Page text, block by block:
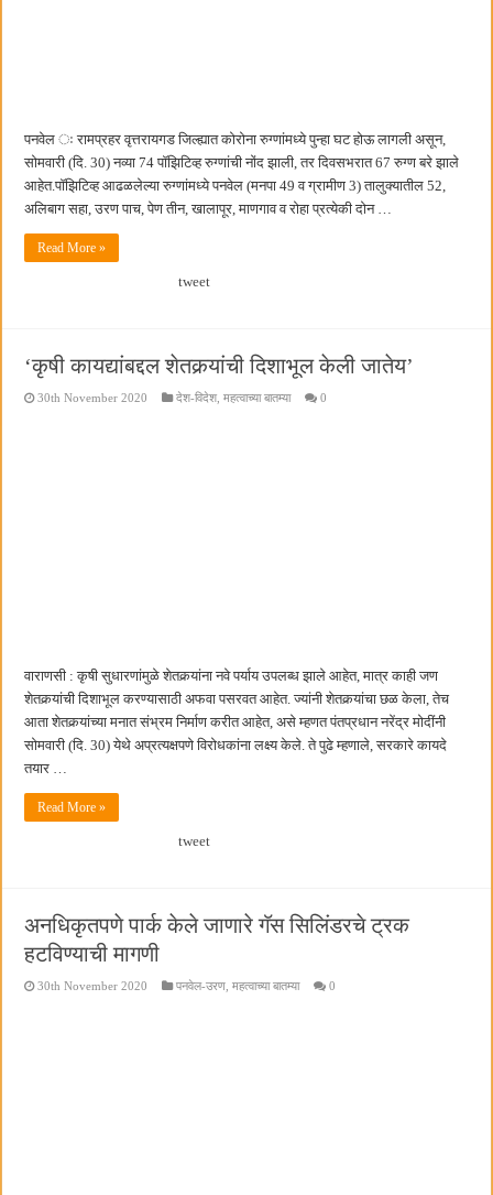
पनवेल ः रामप्रहर वृत्तरायगड जिल्ह्यात कोरोना रुग्णांमध्ये पुन्हा घट होऊ लागली असून,
सोमवारी (दि. 30) नव्या 74 पॉझिटिव्ह रुग्णांची नोंद झाली, तर दिवसभरात 67 रुग्ण बरे झाले
आहेत.पॉझिटिव्ह आढळलेल्या रुग्णांमध्ये पनवेल (मनपा 49 व ग्रामीण 3) तालुक्यातील 52,
अलिबाग सहा, उरण पाच, पेण तीन, खालापूर, माणगाव व रोहा प्रत्येकी दोन …
Read More »
tweet
‘कृषी कायद्यांबद्दल शेतकर्‍यांची दिशाभूल केली जातेय’
30th November 2020 देश-विदेश ,महत्वाच्या बातम्या 0
वाराणसी : कृषी सुधारणांमुळे शेतकर्‍यांना नवे पर्याय उपलब्ध झाले आहेत, मात्र काही जण
शेतकर्‍यांची दिशाभूल करण्यासाठी अफवा पसरवत आहेत. ज्यांनी शेतकर्‍यांचा छळ केला, तेच
आता शेतकर्‍यांच्या मनात संभ्रम निर्माण करीत आहेत, असे म्हणत पंतप्रधान नरेंद्र मोदींनी
सोमवारी (दि. 30) येथे अप्रत्यक्षपणे विरोधकांना लक्ष्य केले. ते पुढे म्हणाले, सरकारे कायदे
तयार …
Read More »
tweet
अनधिकृतपणे पार्क केले जाणारे गॅस सिलिंडरचे ट्रक
हटविण्याची मागणी
30th November 2020 पनवेल-उरण ,महत्वाच्या बातम्या 0